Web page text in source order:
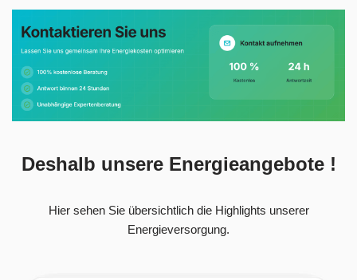
Deshalb unsere Energieangebote !
Hier sehen Sie übersichtlich die Highlights unserer
Energieversorgung.